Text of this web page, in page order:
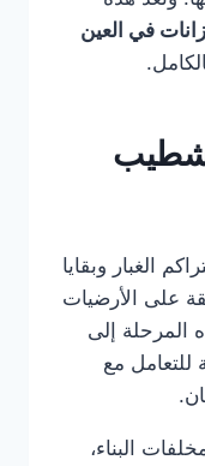
في العين
الغبار وبقايا
على الأرضيات
المرحلة إلى
مع
البناء،